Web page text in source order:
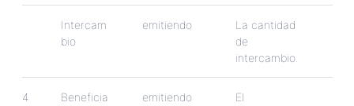
Intercam
bio
emitiendo La cantidad
de
intercambio.
4
Beneficia
emitiendo
El